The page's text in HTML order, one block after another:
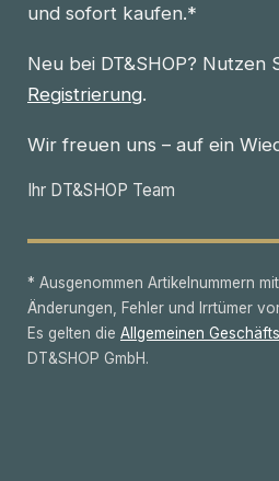
und sofort kaufen.*
Neu bei DT&SHOP? Nutzen
Registrierung.
Wir freuen uns – auf ein
Ihr DT&SHOP Team
* Ausgenommen Artikelnummern
Änderungen, Fehler und Irrtümer
Es gelten die Allgemeinen
DT&SHOP GmbH.